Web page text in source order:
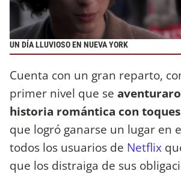
UN DÍA LLUVIOSO EN NUEVA YORK
Cuenta con un gran reparto,
primer nivel que se
historia romántica con
que logró ganarse un lugar en
todos los usuarios de Netflix
que los distraiga de sus